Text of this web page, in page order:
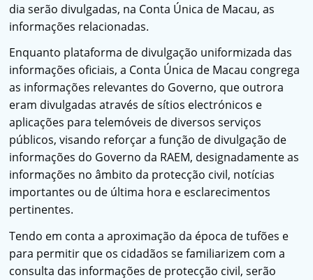
dia serão divulgadas, na Conta Única de Macau, as
informações relacionadas.
Enquanto plataforma de divulgação uniformizada das
informações oficiais, a Conta Única de Macau congrega
as informações relevantes do Governo, que outrora
eram divulgadas através de sítios electrónicos e
aplicações para telemóveis de diversos serviços
públicos, visando reforçar a função de divulgação de
informações do Governo da RAEM, designadamente as
informações no âmbito da protecção civil, notícias
importantes ou de última hora e esclarecimentos
pertinentes.
Tendo em conta a aproximação da época de tufões e
para permitir que os cidadãos se familiarizem com a
consulta das informações de protecção civil, serão